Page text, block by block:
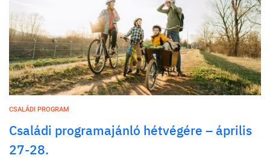
CSALÁDI PROGRAM
Családi programajánló hétvégére – április
27-28.